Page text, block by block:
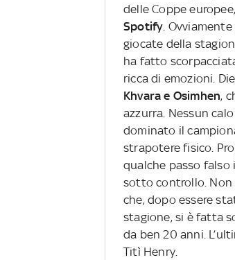
delle Coppe
Spotify.
giocate della
ha fatto
ricca di emozioni.
Khvara e Osimhen,
azzurra. Nessun
dominato il
strapotere fisico.
qualche passo falso
sotto controllo. Non
che, dopo essere
stagione, si è fatta
da ben 20 anni.
Titì Henry.